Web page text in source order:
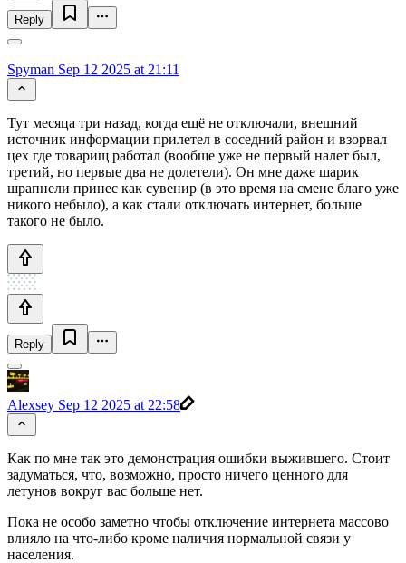
Reply
Spyman Sep 12 2025 at 21:11
Тут месяца три назад, когда ещё не отключали, внешний
источник информации прилетел в соседний район и взорвал
цех где товарищ работал (вообще уже не первый налет был,
третий, но первые два не долетели). Он мне даже шарик
шрапнели принес как сувенир (в это время на смене благо уже
никого небыло), а как стали отключать интернет, больше
такого не было.
Reply
Alexsey Sep 12 2025 at 22:58
Как по мне так это демонстрация ошибки выжившего. Стоит
задуматься, что, возможно, просто ничего ценного для
летунов вокруг вас больше нет.
Пока не особо заметно чтобы отключение интернета массово
влияло на что-либо кроме наличия нормальной связи у
населения.